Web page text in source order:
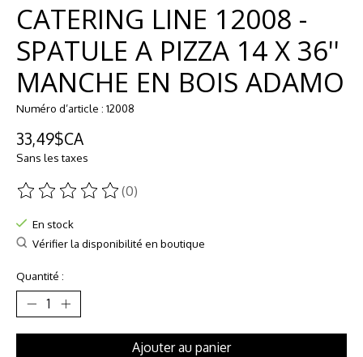
CATERING LINE 12008 -
SPATULE A PIZZA 14 X 36''
MANCHE EN BOIS ADAMO
Numéro d’article : 12008
33,49$CA
Sans les taxes
Ce produit est évalué à
(0)
En stock
Vérifier la disponibilité en boutique
Quantité :
Ajouter au panier